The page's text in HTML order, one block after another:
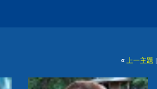
« 上一主題 |